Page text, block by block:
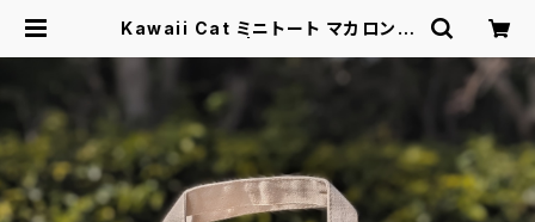
Kawaii Cat ミニトート マカロンラ